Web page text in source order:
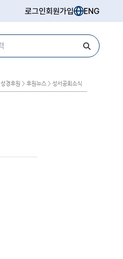
로그인회원가입 ENG
성경후원 > 후원뉴스 > 성서공회소식